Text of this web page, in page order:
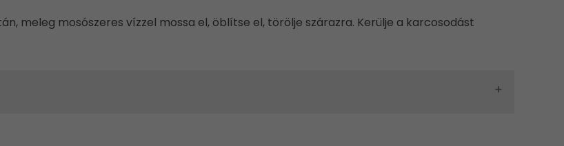
meleg mosószeres vízzel mossa el, öblítse el, törölje szárazra. Kerülje a karcosodást